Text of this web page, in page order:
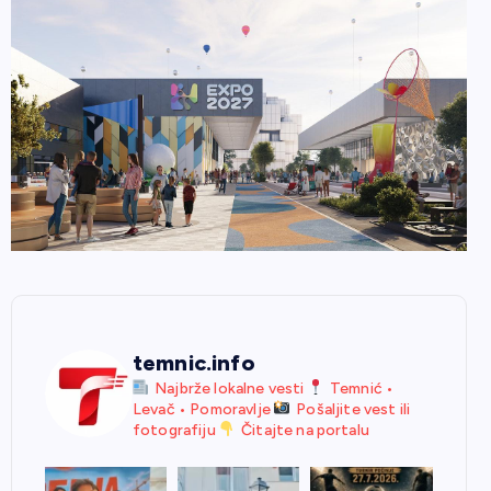
temnic.info
Najbrže lokalne vesti
Temnić •
Levač • Pomoravlje
Pošaljite vest ili
fotografiju
Čitajte na portalu